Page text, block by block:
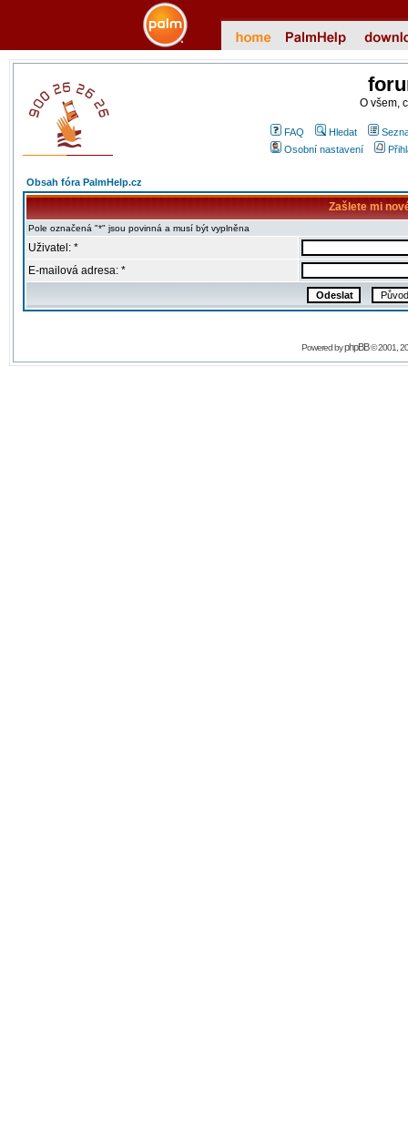
O všem,
FAQ Hledat
Osobní nastavení
Obsah fóra PalmHelp.cz
Zašlete mi
Pole označená "*" jsou povinná a musí být vyplněna
Uživatel: *
E-mailová adresa: *
Powered byphpBB© 2001,